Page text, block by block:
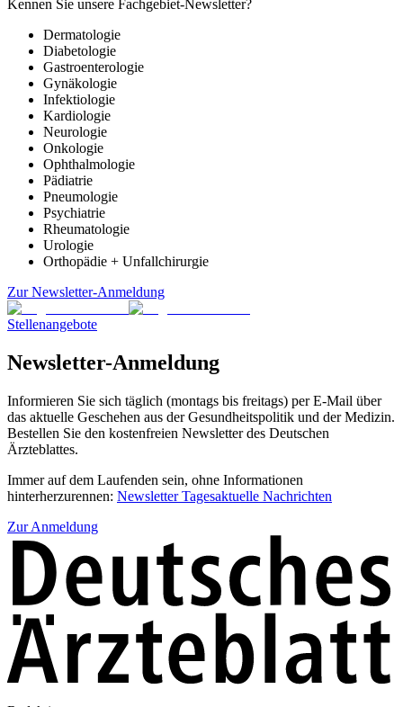
Kennen Sie unsere Fachgebiet-Newsletter?
Dermatologie
Diabetologie
Gastroenterologie
Gynäkologie
Infektiologie
Kardiologie
Neurologie
Onkologie
Ophthalmologie
Pädiatrie
Pneumologie
Psychiatrie
Rheumatologie
Urologie
Orthopädie + Unfallchirurgie
Zur Newsletter-Anmeldung
Stellenangebote
Newsletter-Anmeldung
Informieren Sie sich täglich (montags bis freitags) per E-Mail über
das aktuelle Geschehen aus der Gesundheitspolitik und der Medizin.
Bestellen Sie den kostenfreien Newsletter des Deutschen
Ärzteblattes.
Immer auf dem Laufenden sein, ohne Informationen
hinterherzurennen: Newsletter Tagesaktuelle Nachrichten
Zur Anmeldung